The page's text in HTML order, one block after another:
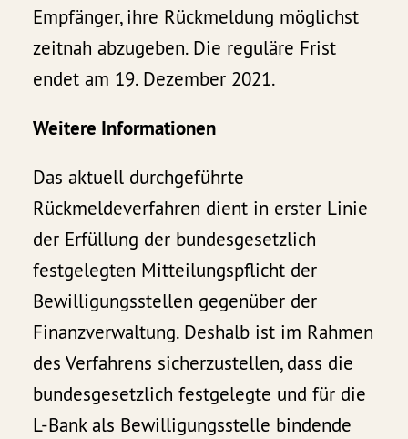
Empfänger, ihre Rückmeldung möglichst
zeitnah abzugeben. Die reguläre Frist
endet am 19. Dezember 2021.
Weitere Informationen
Das aktuell durchgeführte
Rückmeldeverfahren dient in erster Linie
der Erfüllung der bundesgesetzlich
festgelegten Mitteilungspflicht der
Bewilligungsstellen gegenüber der
Finanzverwaltung. Deshalb ist im Rahmen
des Verfahrens sicherzustellen, dass die
bundesgesetzlich festgelegte und für die
L-Bank als Bewilligungsstelle bindende